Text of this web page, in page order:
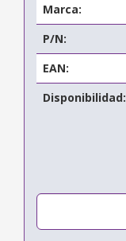
Marca:
P/N:
EAN:
Disponibilidad: